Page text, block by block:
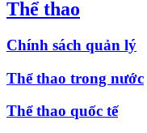
Thể thao
Chính sách quản lý
Thể thao trong nước
Thể thao quốc tế